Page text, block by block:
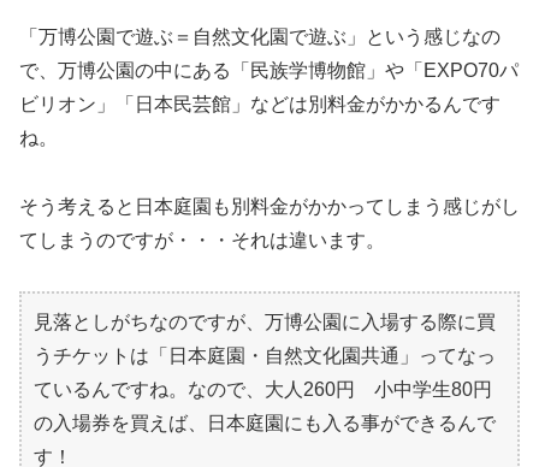
「万博公園で遊ぶ＝自然文化園で遊ぶ」という感じなの
で、万博公園の中にある「民族学博物館」や「EXPO70パ
ビリオン」「日本民芸館」などは別料金がかかるんです
ね。
そう考えると日本庭園も別料金がかかってしまう感じがし
てしまうのですが・・・それは違います。
見落としがちなのですが、万博公園に入場する際に買
うチケットは「日本庭園・自然文化園共通」ってなっ
ているんですね。なので、大人260円 小中学生80円
の入場券を買えば、日本庭園にも入る事ができるんで
す！